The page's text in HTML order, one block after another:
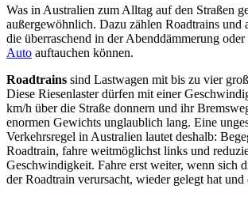
Was in Australien zum Alltag auf den Straßen
außergewöhnlich. Dazu zählen Roadtrains und
die überraschend in der Abenddämmerung
Auto auftauchen können.
Roadtrains sind Lastwagen mit bis zu vier
Diese Riesenlaster dürfen mit einer
km/h über die Straße donnern und ihr
enormen Gewichts unglaublich lang. Eine
Verkehrsregel in Australien lautet deshalb:
Roadtrain, fahre weitmöglichst links und
Geschwindigkeit. Fahre erst weiter, wenn sich
der Roadtrain verursacht, wieder gelegt hat und